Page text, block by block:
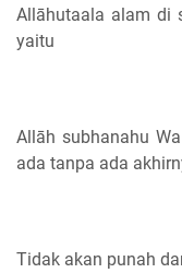
Allāhutaala alam di
yaitu
Allāh subhanahu
ada tanpa ada
Tidak akan punah